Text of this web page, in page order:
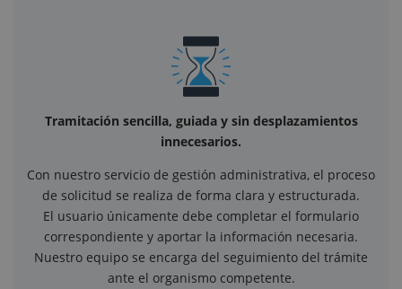
Tramitación sencilla, guiada y sin desplazamientos
innecesarios.
Con nuestro servicio de gestión administrativa, el proceso
de solicitud se realiza de forma clara y estructurada.
El usuario únicamente debe completar el formulario
correspondiente y aportar la información necesaria.
Nuestro equipo se encarga del seguimiento del trámite
ante el organismo competente.